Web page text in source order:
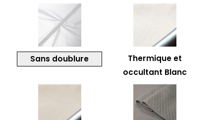
Sans doublure
Thermique et
occultant Blanc